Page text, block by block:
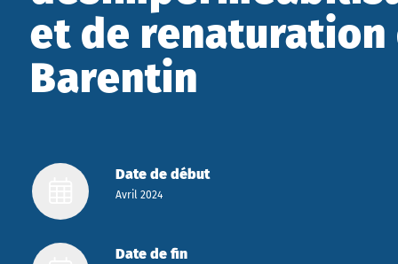
et de renaturation
Barentin
Date de début
Avril 2024
Date de fin